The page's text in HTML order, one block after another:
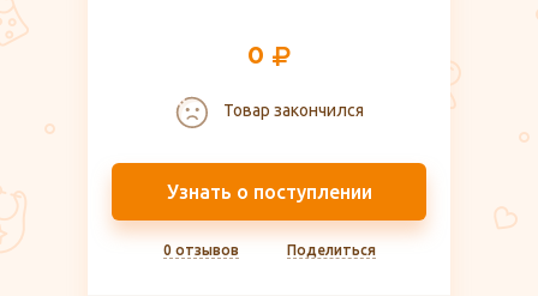
0
Товар закончился
Узнать о поступлении
0 отзывов Поделиться